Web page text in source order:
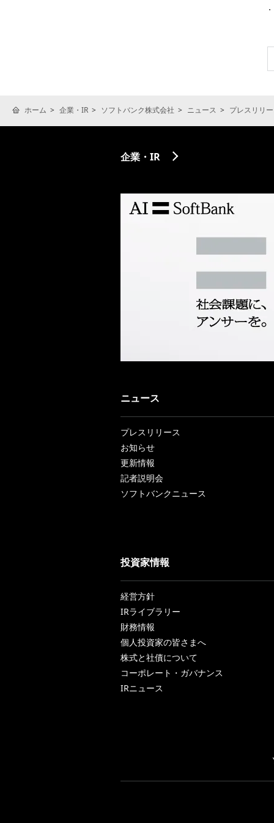
ホーム 企業・IR ソフトバンク株式会社 ニュース プレスリリ
企業・IR
ニュース
プレスリリース
お知らせ
更新情報
記者説明会
ソフトバンクニュース
投資家情報
経営方針
IRライブラリー
財務情報
個人投資家の皆さまへ
株式と社債について
コーポレート・ガバナンス
IRニュース